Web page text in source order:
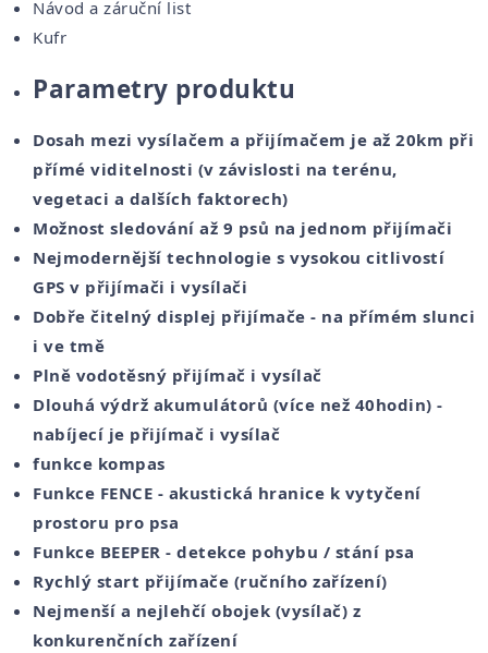
Návod a záruční list
Kufr
Parametry produktu
Dosah mezi vysílačem a přijímačem je až 20km při
přímé viditelnosti (v závislosti na terénu,
vegetaci a dalších faktorech)
Možnost sledování až 9 psů na jednom přijímači
Nejmodernější technologie s vysokou citlivostí
GPS v přijímači i vysílači
Dobře čitelný displej přijímače - na přímém slunci
i ve tmě
Plně vodotěsný přijímač i vysílač
Dlouhá výdrž akumulátorů (více než 40hodin) -
nabíjecí je přijímač i vysílač
funkce kompas
Funkce FENCE - akustická hranice k vytyčení
prostoru pro psa
Funkce BEEPER - detekce pohybu / stání psa
Rychlý start přijímače (ručního zařízení)
Nejmenší a nejlehčí obojek (vysílač) z
konkurenčních zařízení